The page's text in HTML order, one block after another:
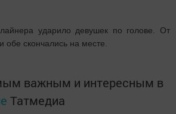
ударило девушек по голове. От
обе скончались на месте.
важным и интересным в
Татмедиа